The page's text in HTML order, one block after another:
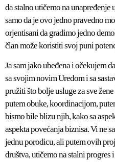
da stalno utičemo na unapređenje
samo da je ovo jedno pravedno
orjentisani da gradimo jedno
član može koristiti svoj puni
Ja sam jako ubeđena i očekujem
sa svojim novim Uredom i sa
pružiti što bolje usluge za sve
putem obuke, koordinacijom,
bismo bile blizu njih, kako sa
aspekta povećanja biznisa. Vi ne
jednu porodicu, ali putem ovih
društva, utičemo na stalni progres